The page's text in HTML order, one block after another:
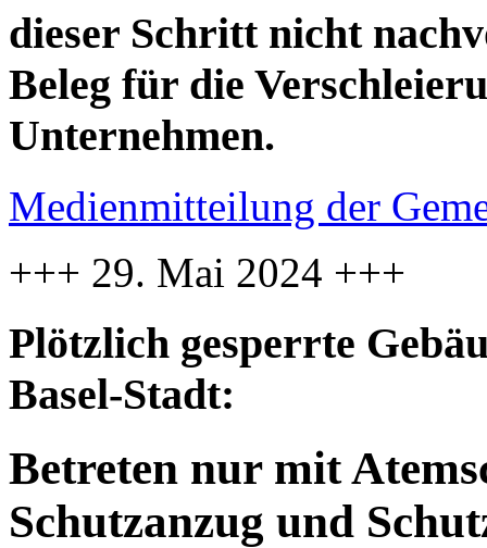
dieser Schritt nicht
Beleg für die
Unternehmen.
Medienmitteilung der
+++ 29. Mai 2024 +++
Plötzlich gesperrte
Basel-Stadt:
Betreten nur mit
Schutzanzug und